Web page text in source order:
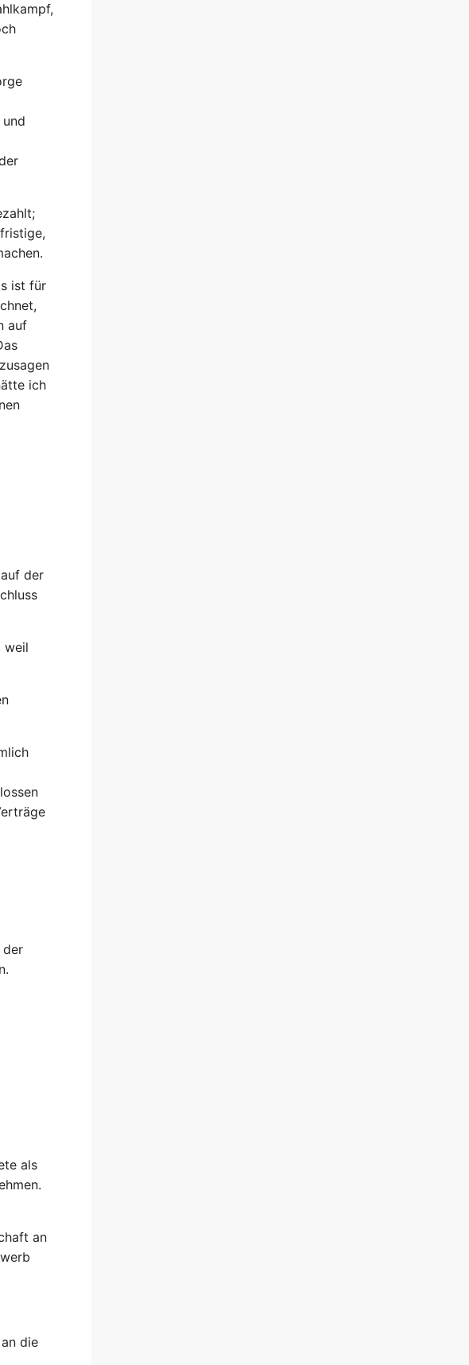
ist für
auf
ich
der
weil
der
als
an
die